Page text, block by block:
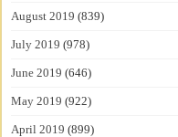
August 2019 (839)
July 2019 (978)
June 2019 (646)
May 2019 (922)
April 2019 (899)